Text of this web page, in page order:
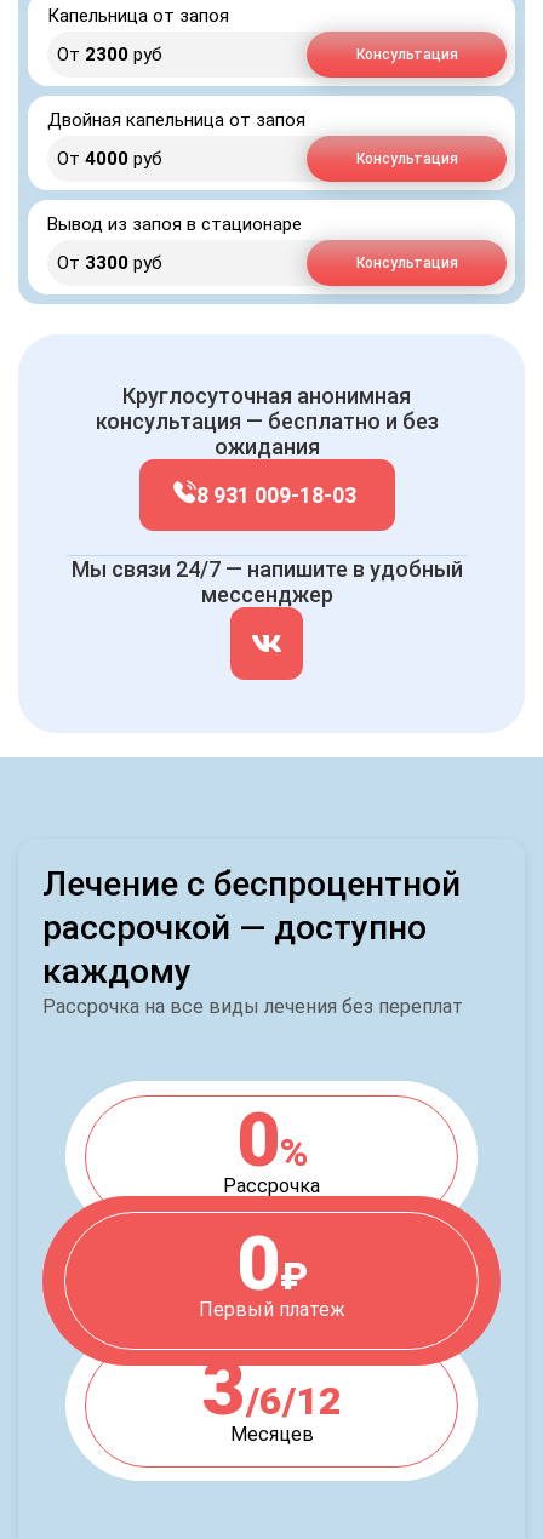
Капельница от запоя
От 2300 руб Консультация
Двойная капельница от запоя
От 4000 руб Консультация
Вывод из запоя в стационаре
От 3300 руб Консультация
Круглосуточная анонимная
консультация — бесплатно и без
ожидания
8 931 009-18-03
Мы связи 24/7 — напишите в удобный
мессенджер
Лечение с беспроцентной
рассрочкой — доступно
каждому
Рассрочка на все виды лечения без переплат
0%
Рассрочка
0₽
Первый платеж
3/6/12
Месяцев